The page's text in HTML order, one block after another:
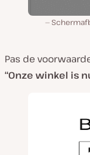
Pas de
“Onze winkel is